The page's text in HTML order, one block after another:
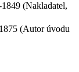
1849 (Nakladatel,
(Autor úvodu